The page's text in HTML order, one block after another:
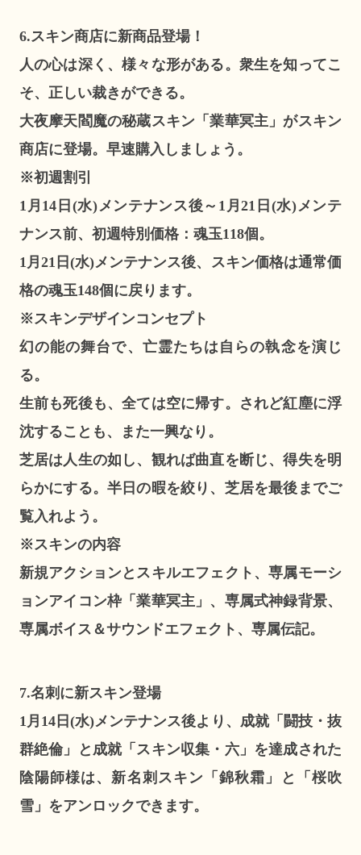
6.スキン商店に新商品登場！
人の心は深く、様々な形がある。衆生を知ってこ
そ、正しい裁きができる。
大夜摩天閻魔の秘蔵スキン「業華冥主」がスキン
商店に登場。早速購入しましょう。
※初週割引
1月14日(水)メンテナンス後～1月21日(水)メンテ
ナンス前、初週特別価格：魂玉118個。
1月21日(水)メンテナンス後、スキン価格は通常価
格の魂玉148個に戻ります。
※スキンデザインコンセプト
幻の能の舞台で、亡霊たちは自らの執念を演じ
る。
生前も死後も、全ては空に帰す。されど紅塵に浮
沈することも、また一興なり。
芝居は人生の如し、観れば曲直を断じ、得失を明
らかにする。半日の暇を絞り、芝居を最後までご
覧入れよう。
※スキンの内容
新規アクションとスキルエフェクト、専属モーシ
ョンアイコン枠「業華冥主」、専属式神録背景、
専属ボイス＆サウンドエフェクト、専属伝記。
7.名刺に新スキン登場
1月14日(水)メンテナンス後より、成就「闘技・抜
群絶倫」と成就「スキン収集・六」を達成された
陰陽師様は、新名刺スキン「錦秋霜」と「桜吹
雪」をアンロックできます。